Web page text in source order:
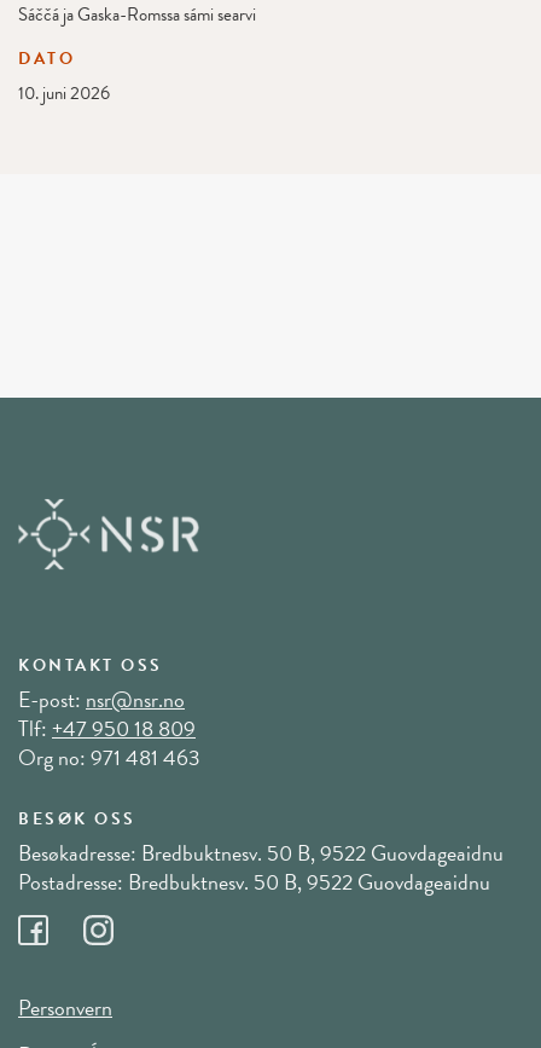
Sáččá ja Gaska-Romssa sámi searvi
DATO
10. juni 2026
KONTAKT OSS
E-post:nsr@nsr.no
Tlf:+47 950 18 809
Org no: 971 481 463
BESØK OSS
Besøkadresse: Bredbuktnesv. 50 B, 9522 Guovdageaidnu
Postadresse: Bredbuktnesv. 50 B, 9522 Guovdageaidnu
Personvern